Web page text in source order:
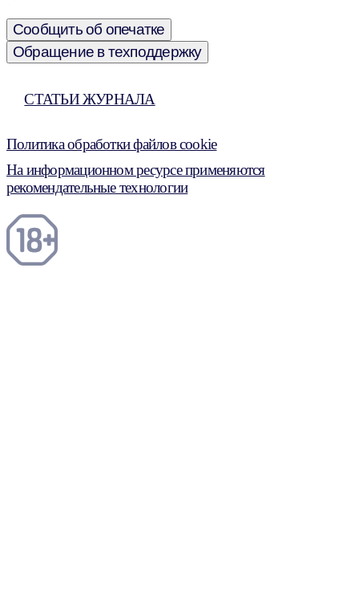
Сообщить об опечатке
Обращение в техподдержку
СТАТЬИ ЖУРНАЛА
Политика обработки файлов cookie
На информационном ресурсе применяются
рекомендательные технологии